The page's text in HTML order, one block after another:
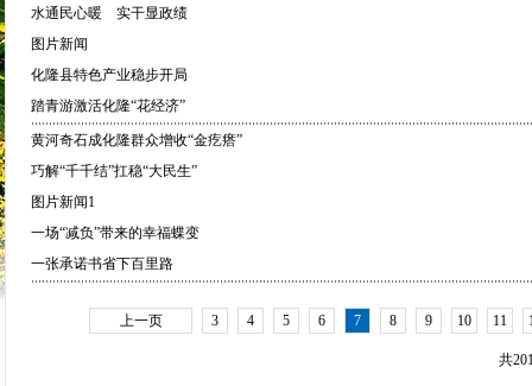
水通民心暖 实干显政绩
图片新闻
化隆县特色产业稳步开局
踏青游激活化隆“花经济”
黄河奇石成化隆群众增收“金疙瘩”
巧解“千千结”扛稳“大民生”
图片新闻1
一场“减负”带来的幸福蝶变
一张承诺书省下百里路
上一页 3 4 5 6 7 8 9 10 11
共